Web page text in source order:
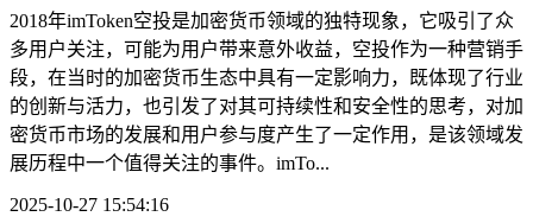
2018年imToken空投是加密货币领域的独特现象，它吸引了众
多用户关注，可能为用户带来意外收益，空投作为一种营销手
段，在当时的加密货币生态中具有一定影响力，既体现了行业
的创新与活力，也引发了对其可持续性和安全性的思考，对加
密货币市场的发展和用户参与度产生了一定作用，是该领域发
展历程中一个值得关注的事件。imTo...
2025-10-27 15:54:16